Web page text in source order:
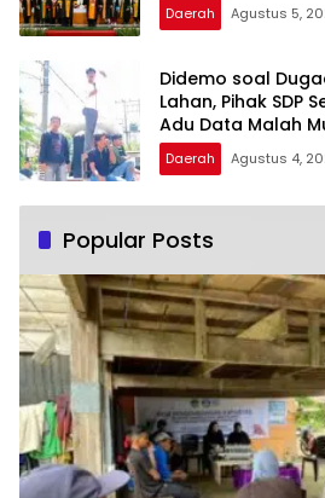
Daerah Agustus 5,
Didemo soal
Lahan, Pihak SDP
Adu Data Malah
Daerah Agustus 4,
Popular Posts